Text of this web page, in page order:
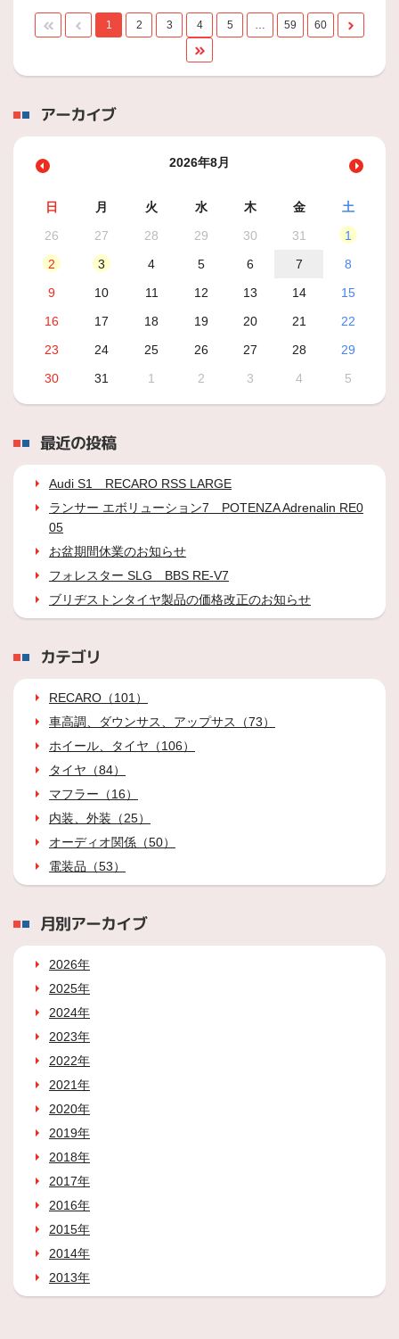
1 2 3 4 5 … 59 60
アーカイブ
2026年8月
日 月 火 水 木 金
土
26
27 28 29 30 31
1
2
3 4 5 6 7
8
9
10 11 12 13 14
15
16
17 18 19 20 21
22
23
24 25 26 27 28
29
30
31 1 2 3 4 5
最近の投稿
Audi S1 RECARO RSS LARGE
ランサー エボリューション7 POTENZA Adrenalin RE0
05
お盆期間休業のお知らせ
フォレスター SLG BBS RE-V7
ブリヂストンタイヤ製品の価格改正のお知らせ
カテゴリ
RECARO（101）
車高調、ダウンサス、アップサス（73）
ホイール、タイヤ（106）
タイヤ（84）
マフラー（16）
内装、外装（25）
オーディオ関係（50）
電装品（53）
月別アーカイブ
2026年
2025年
2024年
2023年
2022年
2021年
2020年
2019年
2018年
2017年
2016年
2015年
2014年
2013年